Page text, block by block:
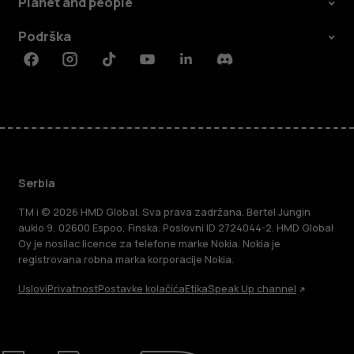
Podrška
FacebookInstagramTiktokYoutubeLinkedinDiscord
Serbia
TM i © 2026 HMD Global. Sva prava zadržana. Bertel Jungin
aukio 9, 02600 Espoo, Finska. Poslovni ID 2724044-2. HMD Global
Oy je nosilac licence za telefone marke Nokia. Nokia je
registrovana robna marka korporacije Nokia.
UsloviPrivatnostPostavke kolačićaEtikaSpeak Up channel